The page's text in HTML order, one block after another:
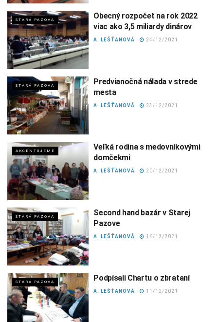
STARÁ PAZOVA
Obecný rozpočet na rok 2022
viac ako 3,5 miliardy dinárov
A. LEŠŤANOVÁ 24/12/2021
STARÁ PAZOVA
Predvianočná nálada v strede
mesta
A. LEŠŤANOVÁ 23/12/2021
AKCENTUJEME
Veľká rodina s medovníkovými
domčekmi
A. LEŠŤANOVÁ 20/12/2021
STARÁ PAZOVA
Second hand bazár v Starej
Pazove
A. LEŠŤANOVÁ 16/12/2021
STARÁ PAZOVA Podpísali Chartu o zbrataní
A. LEŠŤANOVÁ 11/12/2021